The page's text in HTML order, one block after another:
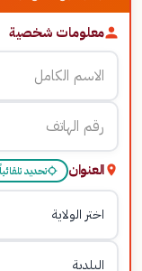
معلومات شخصية
العنوان تحديد تلقائياً